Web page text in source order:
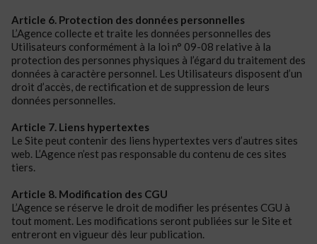
Article 6. Protection des données personnelles
L’Agence collecte et traite les données personnelles des
Utilisateurs conformément à la loi n° 09-08 relative à la
protection des personnes physiques à l’égard du traitement des
données à caractère personnel. Les Utilisateurs disposent d’un
droit d’accès, de rectification et de suppression de leurs
données personnelles.
Article 7. Liens hypertextes
Le Site peut contenir des liens hypertextes vers d’autres sites
web. L’Agence n’est pas responsable du contenu de ces sites
tiers.
Article 8. Modification des CGU
L’Agence se réserve le droit de modifier les présentes CGU à
tout moment. Les modifications seront publiées sur le Site et
entreront en vigueur dès leur publication.